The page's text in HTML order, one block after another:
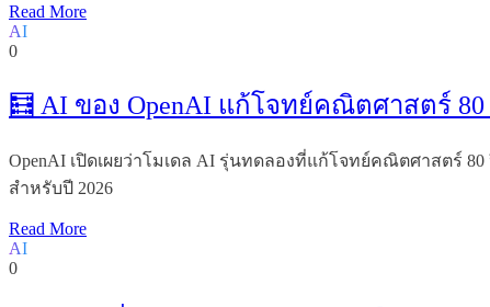
Read More
AI
0
🧮 AI ของ OpenAI แก้โจทย์คณิตศาสตร์
OpenAI เปิดเผยว่าโมเดล AI รุ่นทดลองที่แก้โจทย์คณิตศาสตร์
สำหรับปี 2026
Read More
AI
0